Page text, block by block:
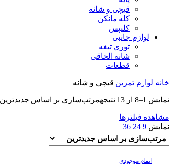
قیچی و شانه
کله مانکن
کلیپس
لوازم جانبی
توری تیغه
شانه الحاقی
قطعات
خانه لوازم تمرین قیچی و شانه
نمایش 1–8 از 13 نتیجه مرتب‌سازی بر اساس جدیدترین
مشاهده فیلترها
نمایش 9
24
36
اتمام موجودی